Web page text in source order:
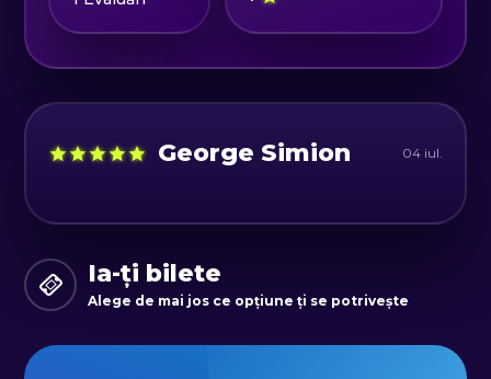
Ora de început: 12:00
locuri în 2 caiace duble.
George Simion 04 iul.
Ia-ți bilete
Alege de mai jos ce opțiune ți se potrivește